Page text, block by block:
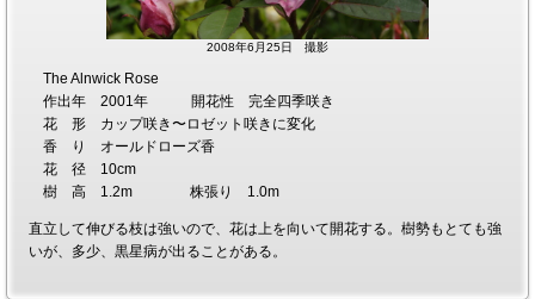
2008年6月25日 撮影
The Alnwick Rose
作出年 2001年 開花性 完全四季咲き
花 形 カップ咲き〜ロゼット咲きに変化
香 り オールドローズ香
花 径 10cm
樹 高 1.2m 株張り 1.0m
直立して伸びる枝は強いので、花は上を向いて開花する。樹勢もとても強
いが、多少、黒星病が出ることがある。